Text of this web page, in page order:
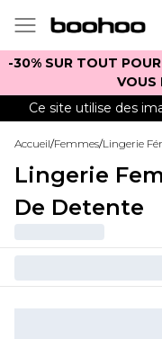
-30% SUR TOUT POUR
VOUS
Ce site utilise des
Accueil/Femmes/Lingerie
Lingerie
De Detente